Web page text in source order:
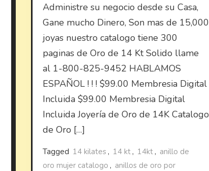
Administre su negocio desde su Casa,
Gane mucho Dinero, Son mas de 15,000
joyas nuestro catalogo tiene 300
paginas de Oro de 14 Kt Solido llame
al 1-800-825-9452 HABLAMOS
ESPAÑOL ! ! ! $99.00 Membresia Digital
Incluida $99.00 Membresia Digital
Incluida Joyería de Oro de 14K Catalogo
de Oro […]
Tagged 14 kilates , 14 kt , 14kt , anillo de
oro mujer catalogo , anillos de oro por